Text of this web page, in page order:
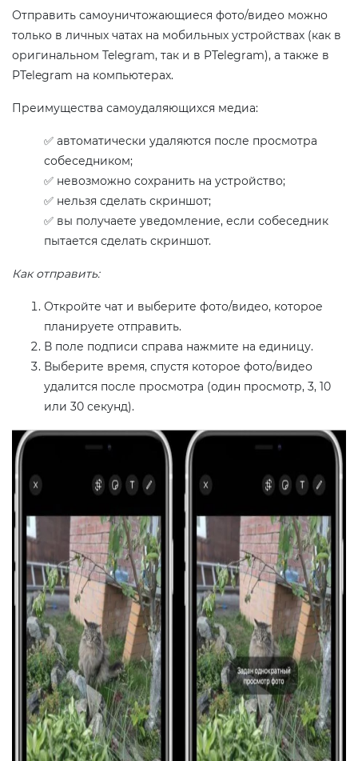
Отправить самоуничтожающиеся фото/видео можно
только в личных чатах на мобильных устройствах (как в
оригинальном Telegram, так и в PTelegram), а также в
PTelegram на компьютерах.
Преимущества самоудаляющихся медиа:
✅ автоматически удаляются после просмотра
собеседником;
✅ невозможно сохранить на устройство;
✅ нельзя сделать скриншот;
✅ вы получаете уведомление, если собеседник
пытается сделать скриншот.
Как отправить:
Откройте чат и выберите фото/видео, которое
планируете отправить.
В поле подписи справа нажмите на единицу.
Выберите время, спустя которое фото/видео
удалится после просмотра (один просмотр, 3, 10
или 30 секунд).